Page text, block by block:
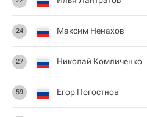
24 Максим Ненахов
27 Николай Комличенко
59 Егор Погостнов